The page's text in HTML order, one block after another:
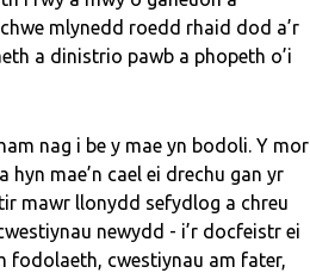
mlynedd roedd rhaid dod a’r
a dinistrio pawb a phopeth o’i
nag i be y mae yn bodoli. Y mor
mae’n cael ei drechu gan yr
mawr llonydd sefydlog a chreu
newydd - i’r docfeistr ei
fodolaeth, cwestiynau am fater,